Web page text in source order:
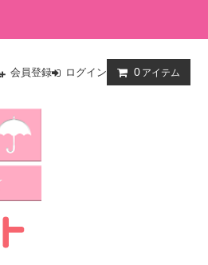
会員登録 ログイン 0 アイテム